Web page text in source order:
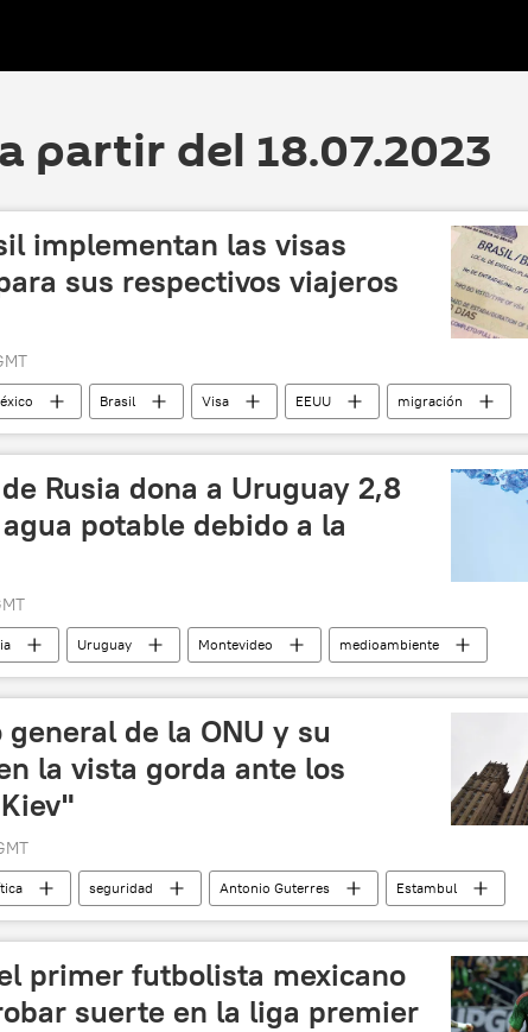
partir del 18.07.2023
implementan las visas
sus respectivos viajeros
Brasil Visa EEUU migración
Rusia dona a Uruguay 2,8
potable debido a la
Uruguay Montevideo medioambiente
de la ONU y su
la vista gorda ante los
seguridad Antonio Guterres
Estambul
alimentario de Estambul acuerdos Togliatti
Ucrania
primer futbolista mexicano
suerte en la liga premier